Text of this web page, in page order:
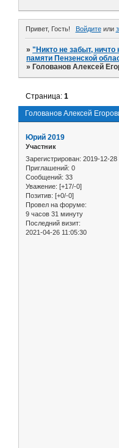
Привет, Гость! Войдитеили
»"Никто не забыт,
памяти Пензенской
» Голованов Алексей
Голованов Алексей
Страница:1
Юрий 2019
Участник
Зарегистрирован: 2019-12-28
Приглашений: 0
Сообщений: 33
Уважение: [+17/-0]
Позитив: [+0/-0]
Провел на форуме:
9 часов 31 минуту
Последний визит:
2021-04-26 11:05:30